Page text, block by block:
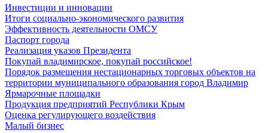
Инвестиции и инновации
Итоги социально-экономического развития
Эффективность деятельности ОМСУ
Паспорт города
Реализация указов Президента
Покупай владимирское, покупай российское!
Порядок размещения нестационарных торговых объектов на
территории муниципального образования город Владимир
Ярмарочные площадки
Продукция предприятий Республики Крым
Оценка регулирующего воздействия
Малый бизнес